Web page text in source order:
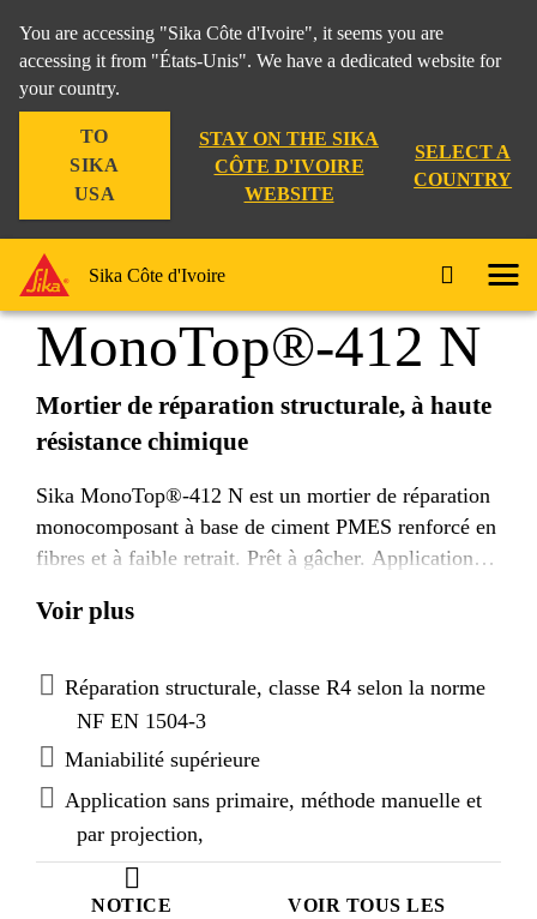
You are accessing "Sika Côte d'Ivoire", it seems you are
accessing it from "États-Unis". We have a dedicated website for
your country.
TO
SIKA
USA
STAY ON THE SIKA
CÔTE D'IVOIRE
WEBSITE
SELECT A
COUNTRY
Sika Côte d'Ivoire
NOTICE
VOIR TOUS LES
Sika
MonoTop®-412 N
Mortier de réparation structurale, à haute
résistance chimique
Sika MonoTop®-412 N est un mortier de réparation
monocomposant à base de ciment PMES renforcé en
fibres et à faible retrait. Prêt à gâcher. Application
norme NF EN 1504-3
Voir plus
Réparation structurale, classe R4 selon la norme
NF EN 1504-3
Maniabilité supérieure
Application sans primaire, méthode manuelle et
par projection,